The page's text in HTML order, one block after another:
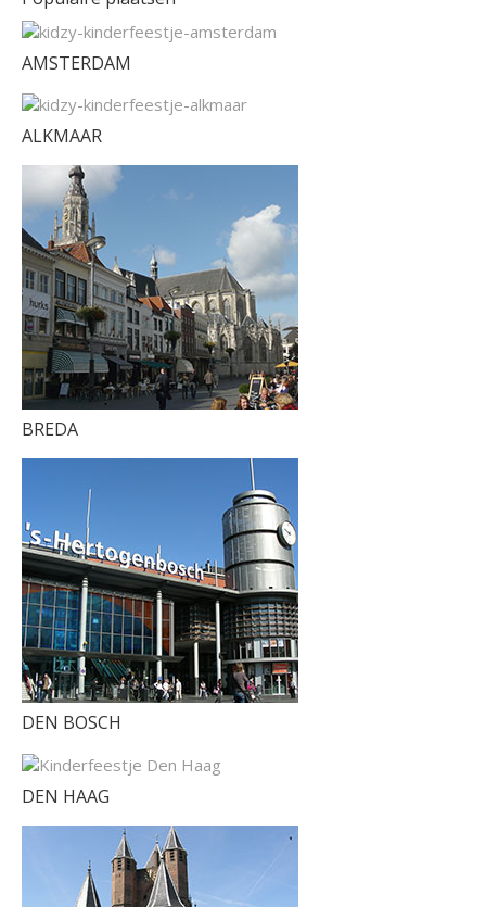
AMSTERDAM
ALKMAAR
BREDA
DEN BOSCH
DEN HAAG